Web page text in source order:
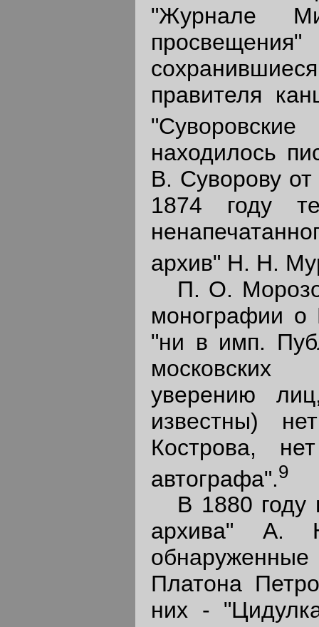
"Журнале
правителя
"Суворовские
находилось
В. Суворову
1874 году
архив" H. H.
П. О.
монографии о
"ни в имп.
московских
уверению
известны)
Кострова,
автографа".9
В 1880 году
архива" А.
Платона
них -